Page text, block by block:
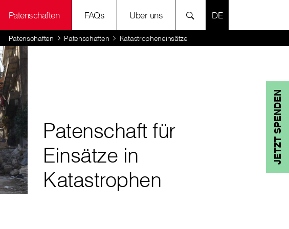
Patenschaften FAQs Über uns SPRACHE
Patenschaften Patenschaften Katastropheneinsätze
JETZT SPENDEN
Patenschaft für
Einsätze in
Katastrophen